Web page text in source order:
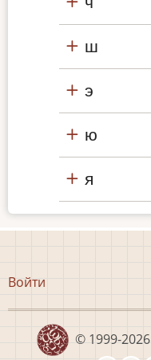
ш
э
ю
я
Меню
записи
пользователя
Войти
© 1999-2026